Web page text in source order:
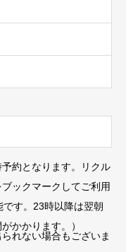
約となります。リクル
ックマーク してご利用
す。23時以降は翌朝
かかります。）
れない場合もございま